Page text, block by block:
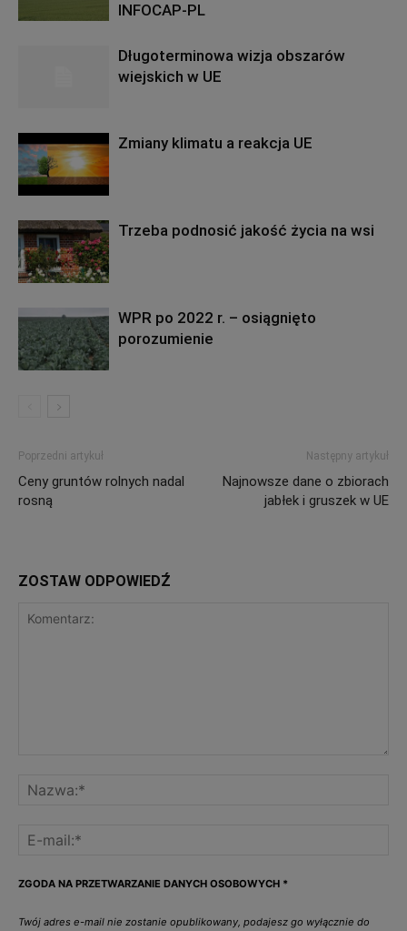
INFOCAP-PL
Długoterminowa wizja obszarów
wiejskich w UE
Zmiany klimatu a reakcja UE
Trzeba podnosić jakość życia na wsi
WPR po 2022 r. – osiągnięto
porozumienie
Poprzedni artykuł
Ceny gruntów rolnych nadal
rosną
Następny artykuł
Najnowsze dane o zbiorach
jabłek i gruszek w UE
ZOSTAW ODPOWIEDŹ
ZGODA NA PRZETWARZANIE DANYCH OSOBOWYCH *
Twój adres e-mail nie zostanie opublikowany, podajesz go wyłącznie do